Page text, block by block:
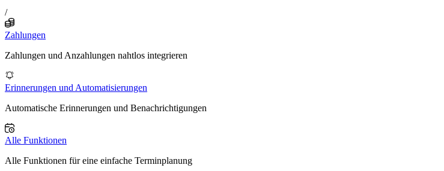
/
Zahlungen
Zahlungen und Anzahlungen nahtlos integrieren
Erinnerungen und Automatisierungen
Automatische Erinnerungen und Benachrichtigungen
Alle Funktionen
Alle Funktionen für eine einfache Terminplanung